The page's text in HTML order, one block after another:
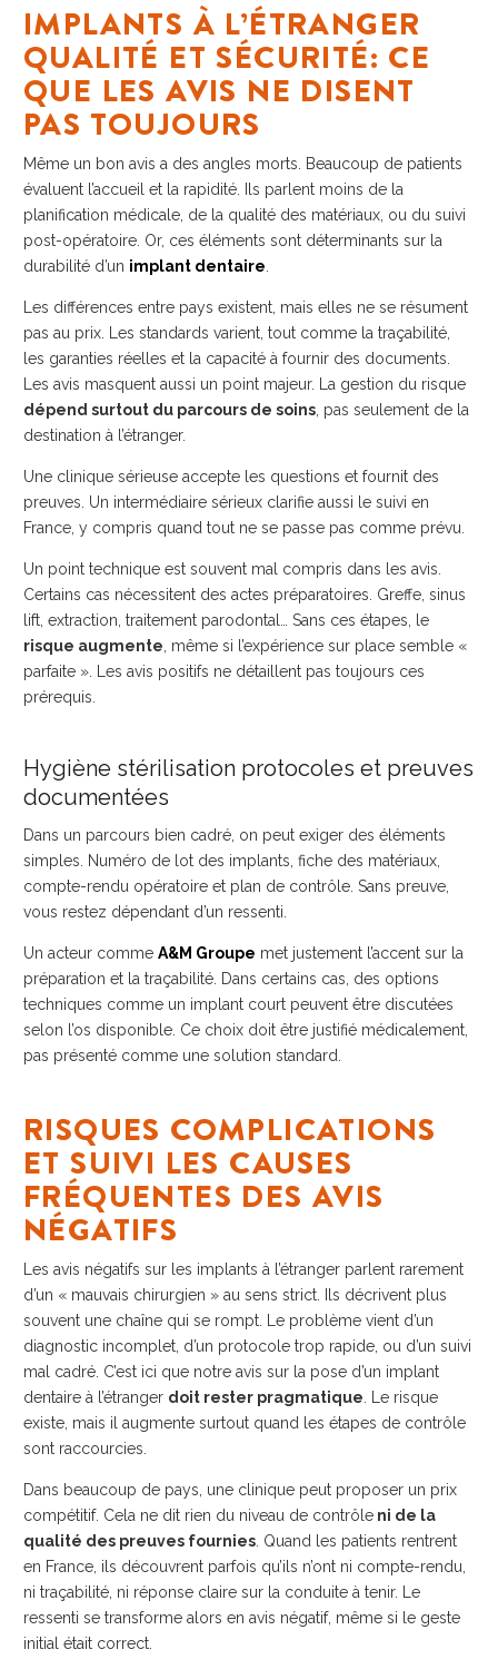
IMPLANTS À L’ÉTRANGER
QUALITÉ ET SÉCURITÉ: CE
QUE LES AVIS NE DISENT
PAS TOUJOURS
Même un bon avis a des angles morts. Beaucoup de patients
évaluent l’accueil et la rapidité. Ils parlent moins de la
planification médicale, de la qualité des matériaux, ou du suivi
post-opératoire. Or, ces éléments sont déterminants sur la
durabilité d’un implant dentaire
Les différences entre pays existent, mais elles ne se résument
pas au prix. Les standards varient, tout comme la traçabilité,
les garanties réelles et la capacité à fournir des documents.
Les avis masquent aussi un point majeur. La gestion du risque
dépend surtout du parcours de soins , pas seulement de la
destination à l’étranger.
Une clinique sérieuse accepte les questions et fournit des
preuves. Un intermédiaire sérieux clarifie aussi le suivi en
France, y compris quand tout ne se passe pas comme prévu.
Un point technique est souvent mal compris dans les avis.
Certains cas nécessitent des actes préparatoires. Greffe, sinus
lift, extraction, traitement parodontal… Sans ces étapes, le
risque augmente , même si l’expérience sur place semble «
parfaite ». Les avis positifs ne détaillent pas toujours ces
prérequis.
Hygiène stérilisation protocoles et preuves
documentées
Dans un parcours bien cadré, on peut exiger des éléments
simples. Numéro de lot des implants, fiche des matériaux,
compte-rendu opératoire et plan de contrôle. Sans preuve,
vous restez dépendant d’un ressenti.
Un acteur comme A&M Groupe met justement l’accent sur la
préparation et la traçabilité. Dans certains cas, des options
techniques comme un implant court peuvent être discutées
selon l’os disponible. Ce choix doit être justifié médicalement,
pas présenté comme une solution standard.
RISQUES COMPLICATIONS
ET SUIVI LES CAUSES
FRÉQUENTES DES AVIS
NÉGATIFS
Les avis négatifs sur les implants à l’étranger parlent rarement
d’un « mauvais chirurgien » au sens strict. Ils décrivent plus
souvent une chaîne qui se rompt. Le problème vient d’un
diagnostic incomplet, d’un protocole trop rapide, ou d’un suivi
mal cadré. C’est ici que notre avis sur la pose d’un implant
dentaire à l’étranger doit rester pragmatique . Le risque
existe, mais il augmente surtout quand les étapes de contrôle
sont raccourcies.
Dans beaucoup de pays, une clinique peut proposer un prix
compétitif. Cela ne dit rien du niveau de contrôle ni de la
qualité des preuves fournies . Quand les patients rentrent
en France, ils découvrent parfois qu’ils n’ont ni compte-rendu,
ni traçabilité, ni réponse claire sur la conduite à tenir. Le
ressenti se transforme alors en avis négatif, même si le geste
initial était correct.